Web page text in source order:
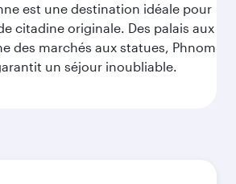
est une destination idéale pour
citadine originale. Des palais aux
des marchés aux statues, Phnom
un séjour inoubliable.